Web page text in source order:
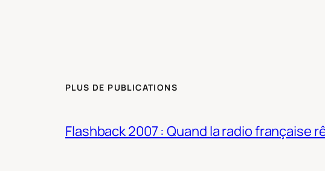
PLUS DE PUBLICATIONS
Flashback 2007 : Quand la radio française